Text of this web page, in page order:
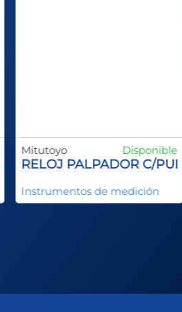
Mitutoyo Disponible
RELOJ PALPADOR C/
Instrumentos de medición